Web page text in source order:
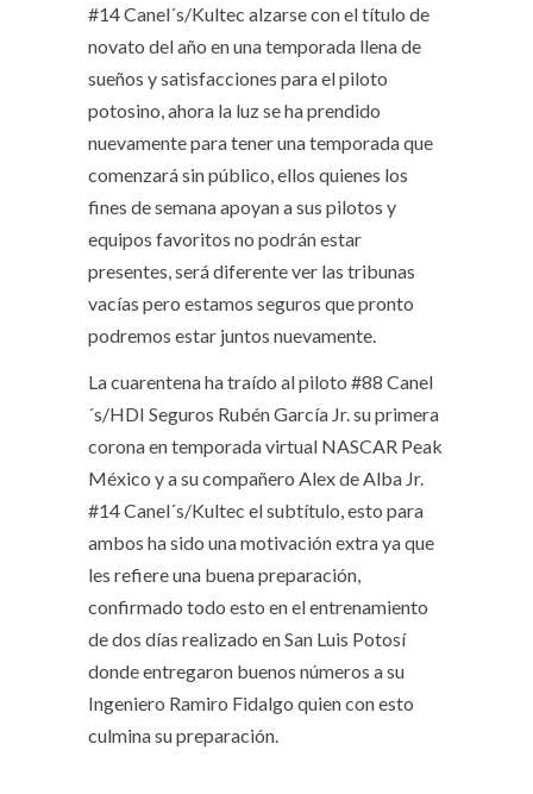
#14 Canel´s/Kultec alzarse con el título de
novato del año en una temporada llena de
sueños y satisfacciones para el piloto
potosino, ahora la luz se ha prendido
nuevamente para tener una temporada que
comenzará sin público, ellos quienes los
fines de semana apoyan a sus pilotos y
equipos favoritos no podrán estar
presentes, será diferente ver las tribunas
vacías pero estamos seguros que pronto
podremos estar juntos nuevamente.
La cuarentena ha traído al piloto #88 Canel
´s/HDI Seguros Rubén García Jr. su primera
corona en temporada virtual NASCAR Peak
México y a su compañero Alex de Alba Jr.
#14 Canel´s/Kultec el subtítulo, esto para
ambos ha sido una motivación extra ya que
les refiere una buena preparación,
confirmado todo esto en el entrenamiento
de dos días realizado en San Luis Potosí
donde entregaron buenos números a su
Ingeniero Ramiro Fidalgo quien con esto
culmina su preparación.